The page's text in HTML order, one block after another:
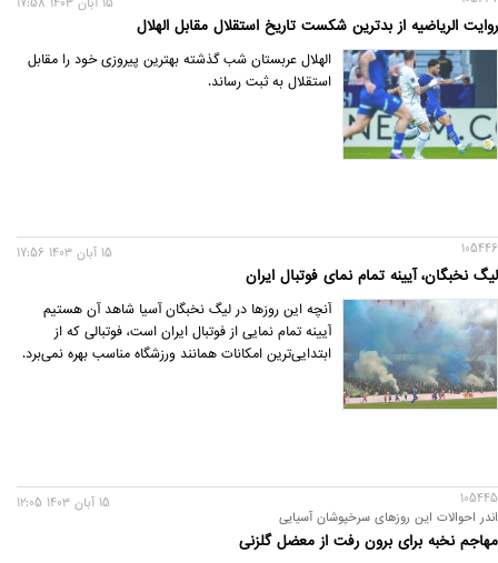
روایت الریاضیه از بدترین شکست تاریخ استقلال مقابل الهلال
الهلال عربستان شب گذشته بهترین پیروزی خود را مقابل
استقلال به ثبت رساند.
105446
لیگ نخبگان، آیینه تمام نمای فوتبال ایران
15 آبان 1403 17:56
آنچه این روزها در لیگ نخبگان آسیا شاهد آن هستیم
آیینه تمام نمایی از فوتبال ایران است، فوتبالی که از
ابتدایی‌ترین امکانات همانند ورزشگاه مناسب بهره نمی‌برد.
105445
اندر احوالات این روزهای سرخپوشان آسیایی
مهاجم نخبه برای برون رفت از معضل گلزنی
15 آبان 1403 12:05